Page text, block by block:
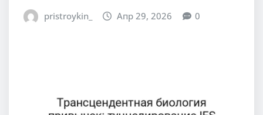
pristroykin_ Апр 29, 2026 0